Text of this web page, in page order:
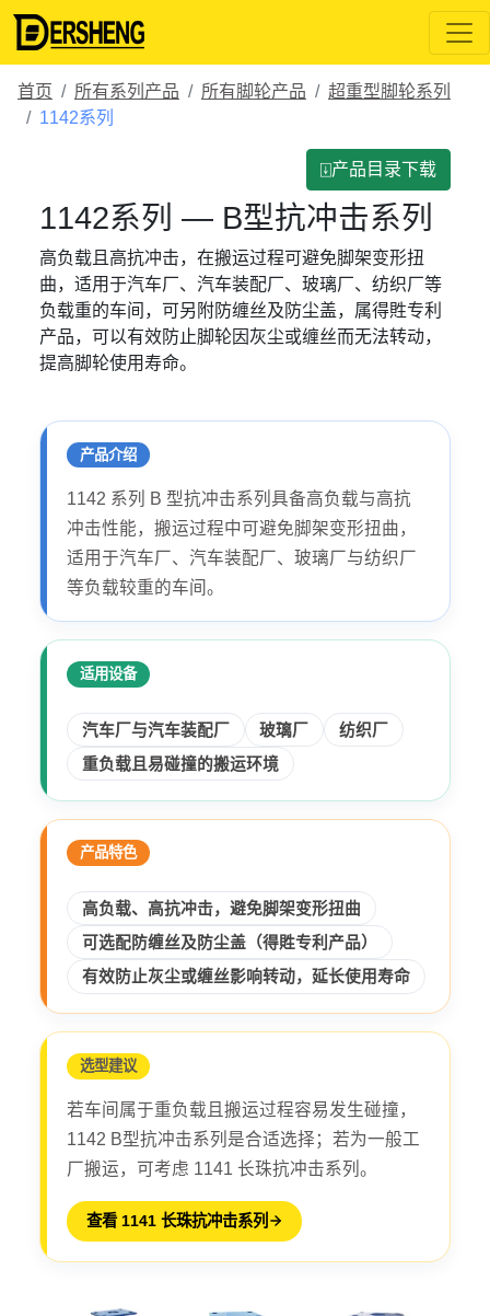
首页 所有系列产品 所有脚轮产品
超重型脚轮系列
1142系列
⍗产品目录下载
1142系列 — B型抗冲击系列
高负载且高抗冲击，在搬运过程可避免脚架变形扭
曲，适用于汽车厂、汽车装配厂、玻璃厂、纺织厂等
负载重的车间，可另附防缠丝及防尘盖，属得貹专利
产品，可以有效防止脚轮因灰尘或缠丝而无法转动，
提高脚轮使用寿命。
产品介绍
1142 系列 B 型抗冲击系列具备高负载与高抗
冲击性能，搬运过程中可避免脚架变形扭曲，
适用于汽车厂、汽车装配厂、玻璃厂与纺织厂
等负载较重的车间。
适用设备
汽车厂与汽车装配厂 玻璃厂
纺织厂
重负载且易碰撞的搬运环境
产品特色
高负载、高抗冲击，避免脚架变形扭曲
可选配防缠丝及防尘盖（得貹专利产品）
有效防止灰尘或缠丝影响转动，延长使用寿命
选型建议
若车间属于重负载且搬运过程容易发生碰撞，
1142 B型抗冲击系列是合适选择；若为一般工
厂搬运，可考虑 1141 长珠抗冲击系列。
查看 1141 长珠抗冲击系列